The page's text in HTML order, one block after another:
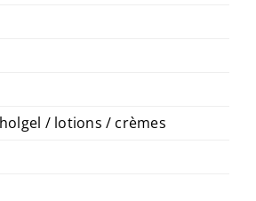
/ lotions / crèmes